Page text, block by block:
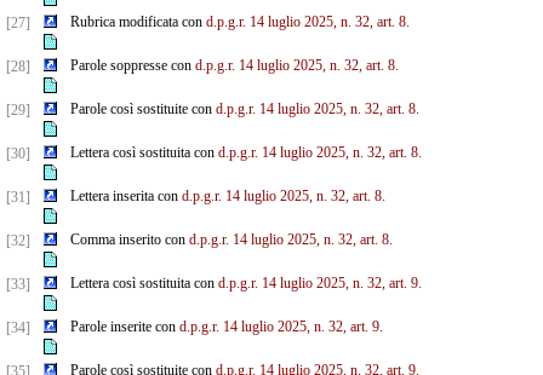
[27] Rubrica modificata con d.p.g.r. 14 luglio 2025, n. 32, art. 8.
[28] Parole soppresse con d.p.g.r. 14 luglio 2025, n. 32, art. 8.
[29] Parole così sostituite con d.p.g.r. 14 luglio 2025, n. 32, art. 8.
[30] Lettera così sostituita con d.p.g.r. 14 luglio 2025, n. 32, art. 8.
[31] Lettera inserita con d.p.g.r. 14 luglio 2025, n. 32, art. 8.
[32] Comma inserito con d.p.g.r. 14 luglio 2025, n. 32, art. 8.
[33] Lettera così sostituita con d.p.g.r. 14 luglio 2025, n. 32, art. 9.
[34] Parole inserite con d.p.g.r. 14 luglio 2025, n. 32, art. 9.
[35] Parole così sostituite con d.p.g.r. 14 luglio 2025, n. 32, art. 9.